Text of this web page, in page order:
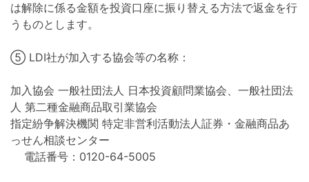
は解除に係る金額を投資口座に振り替える方法で返金を行
うものとします。
⑤ LDI社が加入する協会等の名称：
加入協会 一般社団法人 日本投資顧問業協会、一般社団法
人 第二種金融商品取引業協会
指定紛争解決機関 特定非営利活動法人証券・金融商品あ
っせん相談センター
電話番号：0120-64-5005